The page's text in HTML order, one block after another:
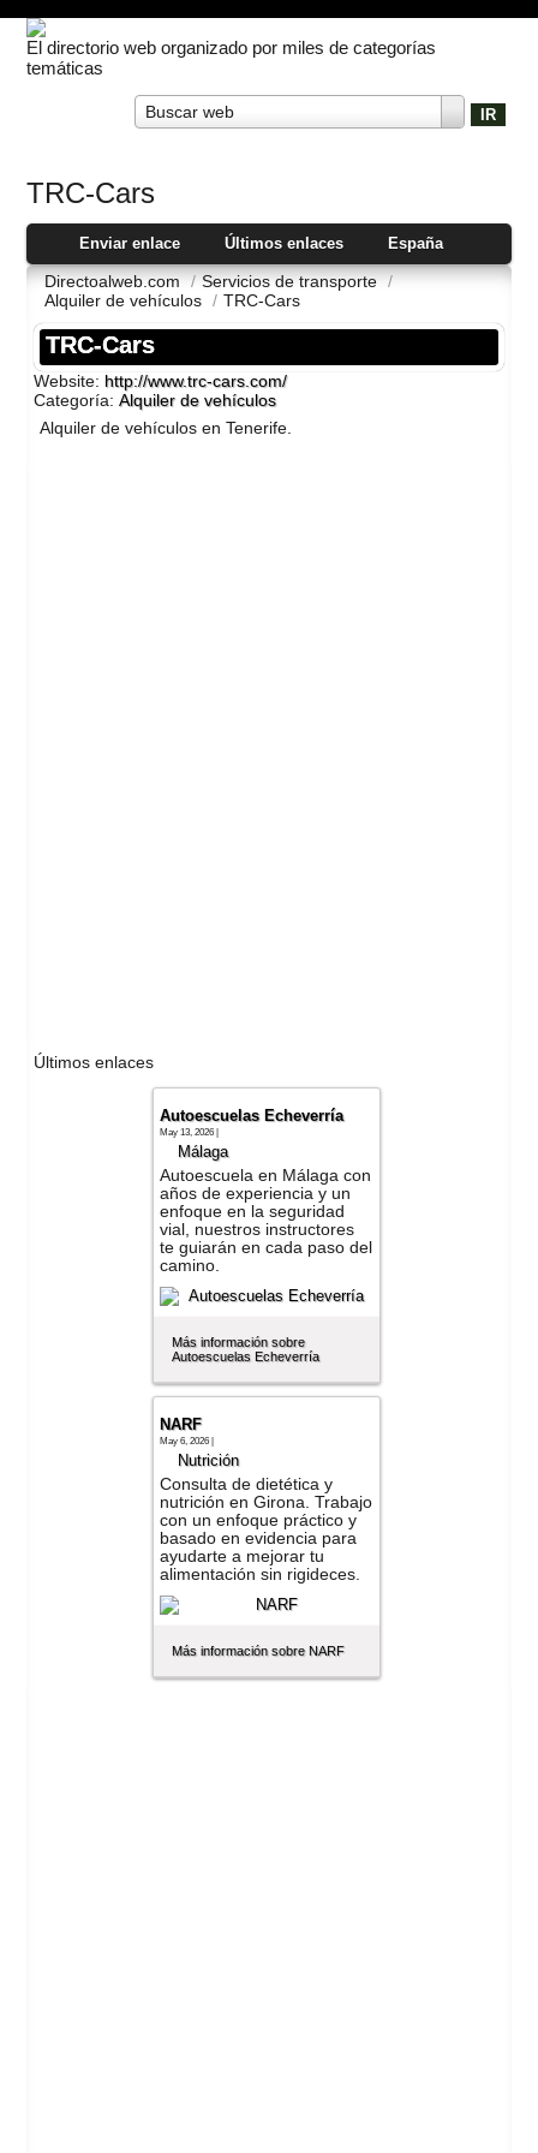
El directorio web organizado por miles de categorías
temáticas
Buscar web
TRC-Cars
Enviar enlace Últimos enlaces España
Directoalweb.com / Servicios de transporte /
Alquiler de vehí­culos / TRC-Cars
TRC-Cars
Website: http://www.trc-cars.com/
Categoría:Alquiler de vehí­culos
Alquiler de vehí­culos en Tenerife.
Últimos enlaces
Autoescuelas Echeverría
May 13, 2026 |
Málaga
Autoescuela en Málaga con
años de experiencia y un
enfoque en la seguridad
vial, nuestros instructores
te guiarán en cada paso del
camino.
Más información sobre
Autoescuelas Echeverría
NARF
May 6, 2026 |
Nutrición
Consulta de dietética y
nutrición en Girona. Trabajo
con un enfoque práctico y
basado en evidencia para
ayudarte a mejorar tu
alimentación sin rigideces.
Más información sobre NARF